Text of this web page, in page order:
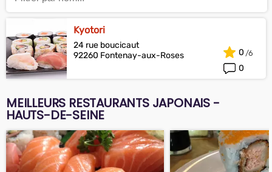
Kyotori
24 rue boucicaut
92260 Fontenay-aux-Roses
0
0
MEILLEURS RESTAURANTS JAPONAIS -
HAUTS-DE-SEINE